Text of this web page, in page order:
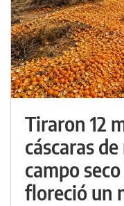
Tiraron 12
cáscaras
campo
floreció un